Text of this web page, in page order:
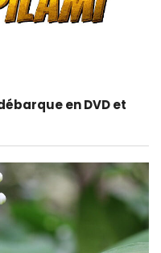
en DVD et